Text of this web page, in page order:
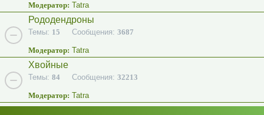
Модератор: Tatra
Рододендроны
Темы: 15 Сообщения: 3687
Модератор: Tatra
Хвойные
Темы: 84 Сообщения: 32213
Модератор: Tatra